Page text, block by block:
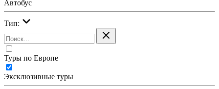
Автобус
Тип:
Туры по Европе
Эксклюзивные туры